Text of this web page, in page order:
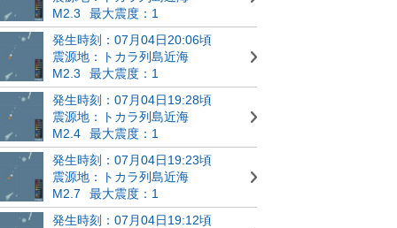
M2.3
最大震度：1
発生時刻：07月04日20:06頃
震源地：トカラ列島近海
M2.3
最大震度：1
発生時刻：07月04日19:28頃
震源地：トカラ列島近海
M2.4
最大震度：1
発生時刻：07月04日19:23頃
震源地：トカラ列島近海
M2.7
最大震度：1
発生時刻：07月04日19:12頃